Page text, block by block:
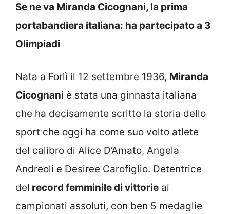
Se ne va Miranda Cicognani, la prima
portabandiera italiana: ha partecipato a 3
Olimpiadi
Nata a Forlì il 12 settembre 1936, Miranda
Cicognani è stata una ginnasta italiana
che ha decisamente scritto la storia dello
sport che oggi ha come suo volto atlete
del calibro di Alice D’Amato, Angela
Andreoli e Desiree Carofiglio. Detentrice
del record femminile di vittorie ai
campionati assoluti, con ben 5 medaglie